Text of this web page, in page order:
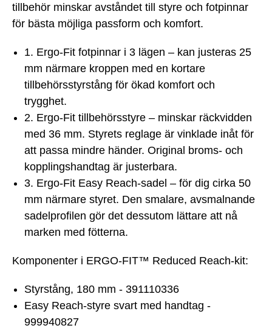
tillbehör minskar avståndet till styre och fotpinnar
för bästa möjliga passform och komfort.
1. Ergo-Fit fotpinnar i 3 lägen – kan justeras 25
mm närmare kroppen med en kortare
tillbehörsstyrstång för ökad komfort och
trygghet.
2. Ergo-Fit tillbehörsstyre – minskar räckvidden
med 36 mm. Styrets reglage är vinklade inåt för
att passa mindre händer. Original broms- och
kopplingshandtag är justerbara.
3. Ergo-Fit Easy Reach-sadel – för dig cirka 50
mm närmare styret. Den smalare, avsmalnande
sadelprofilen gör det dessutom lättare att nå
marken med fötterna.
Komponenter i ERGO-FIT™ Reduced Reach-kit:
Styrstång, 180 mm - 391110336
Easy Reach-styre svart med handtag -
999940827